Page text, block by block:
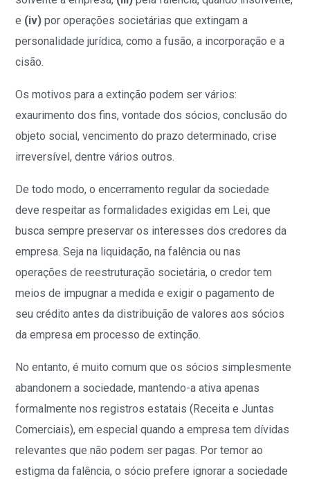
e (iv)por operações societárias que extingam a
personalidade jurídica, como a fusão, a incorporação e a
cisão.
Os motivos para a extinção podem ser vários:
exaurimento dos fins, vontade dos sócios, conclusão do
objeto social, vencimento do prazo determinado, crise
irreversível, dentre vários outros.
De todo modo, o encerramento regular da sociedade
deve respeitar as formalidades exigidas em Lei, que
busca sempre preservar os interesses dos credores da
empresa. Seja na liquidação, na falência ou nas
operações de reestruturação societária, o credor tem
meios de impugnar a medida e exigir o pagamento de
seu crédito antes da distribuição de valores aos sócios
da empresa em processo de extinção.
No entanto, é muito comum que os sócios simplesmente
abandonem a sociedade, mantendo-a ativa apenas
formalmente nos registros estatais (Receita e Juntas
Comerciais), em especial quando a empresa tem dívidas
relevantes que não podem ser pagas. Por temor ao
estigma da falência, o sócio prefere ignorar a sociedade